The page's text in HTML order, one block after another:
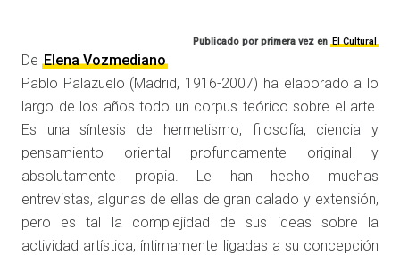
Publicado por primera vez en El Cultural
De Elena Vozmediano
Pablo Palazuelo (Madrid, 1916-2007) ha elaborado a lo
largo de los años todo un corpus teórico sobre el arte.
Es una síntesis de hermetismo, filosofía, ciencia y
pensamiento oriental profundamente original y
absolutamente propia. Le han hecho muchas
entrevistas, algunas de ellas de gran calado y extensión,
pero es tal la complejidad de sus ideas sobre la
actividad artística, íntimamente ligadas a su concepción